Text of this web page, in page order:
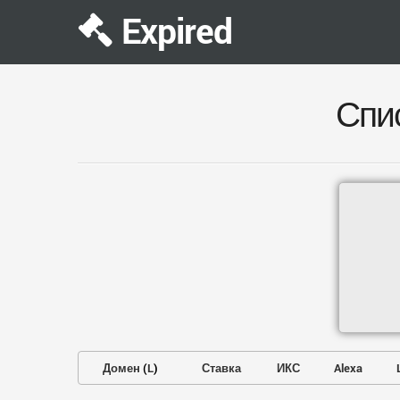
Expired
Домен (L) Ставка ИКС Alexa